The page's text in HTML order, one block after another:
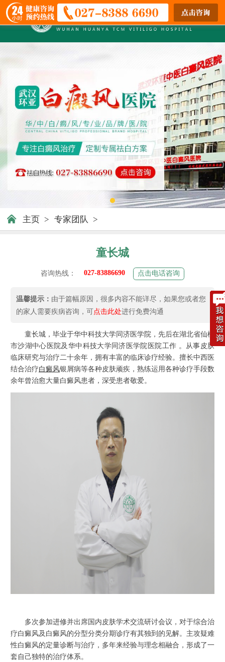
主页 > 专家团队 >
童长城
咨询热线： 027-83886690 点击电话咨询
温馨提示： 由于篇幅原因，很多内容不能详尽，如果您或者您
的家人需要疾病咨询，可点击此处进行免费沟通
童长城，毕业于华中科技大学同济医学院，先后在湖北省仙桃
市沙湖中心医院及华中科技大学同济医学院医院工作 。从事皮肤
临床研究与治疗二十余年，拥有丰富的临床诊疗经验。擅长中西医
结合治疗白癜风银屑病等各种皮肤顽疾，熟练运用各种诊疗手段数
余年曾治愈大量白癜风患者，深受患者敬爱。
多次参加进修并出席国内皮肤学术交流研讨会议，对于综合治
疗白癜风及白癜风的分型分类分期诊疗有其独到的见解。主攻疑难
性白癜风的定量诊断与治疗，多年来经验与理念相融合，形成了一
套自己独特的治疗体系。